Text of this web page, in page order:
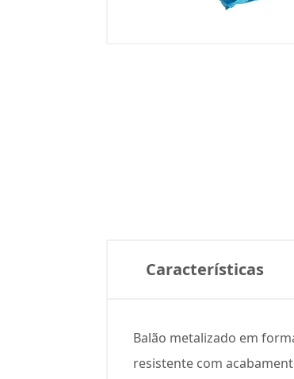
Características
Balão metalizado em
resistente com